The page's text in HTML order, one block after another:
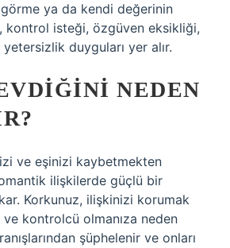
ya da kendi değerinin
kontrol isteği, özgüven eksikliği,
duyguları yer alır.
NEDEN
ve eşinizi kaybetmekten
ilişkilerde güçlü bir
Korkunuz, ilişkinizi korumak
kontrolcü olmanıza neden
şüphelenir ve onları